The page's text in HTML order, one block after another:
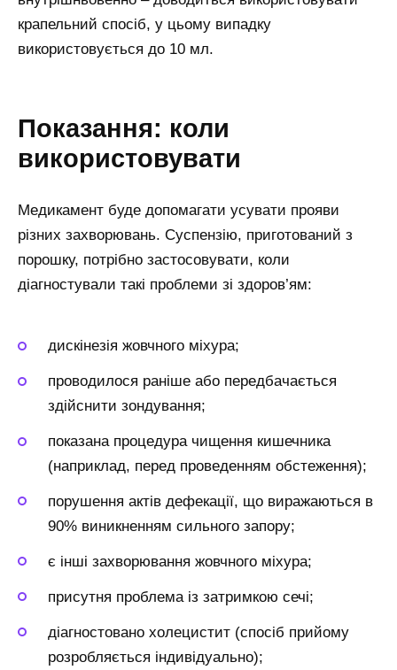
крапельний спосіб, у цьому випадку
використовується до 10 мл.
Показання: коли
використовувати
Медикамент буде допомагати усувати прояви
різних захворювань. Суспензію, приготований з
порошку, потрібно застосовувати, коли
діагностували такі проблеми зі здоров’ям:
дискінезія жовчного міхура;
проводилося раніше або передбачається
здійснити зондування;
показана процедура чищення кишечника
(наприклад, перед проведенням обстеження);
порушення актів дефекації, що виражаються в
90% виникненням сильного запору;
є інші захворювання жовчного міхура;
присутня проблема із затримкою сечі;
діагностовано холецистит (спосіб прийому
розробляється індивідуально);